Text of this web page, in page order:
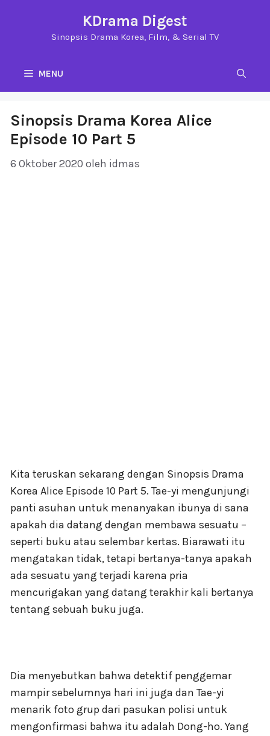
KDrama Digest
Sinopsis Drama Korea, Film, & Serial TV
MENU
Sinopsis Drama Korea Alice
Episode 10 Part 5
6 Oktober 2020 oleh idmas
Kita teruskan sekarang dengan Sinopsis Drama
Korea Alice Episode 10 Part 5. Tae-yi mengunjungi
panti asuhan untuk menanyakan ibunya di sana
apakah dia datang dengan membawa sesuatu –
seperti buku atau selembar kertas. Biarawati itu
mengatakan tidak, tetapi bertanya-tanya apakah
ada sesuatu yang terjadi karena pria
mencurigakan yang datang terakhir kali bertanya
tentang sebuah buku juga.
Dia menyebutkan bahwa detektif penggemar
mampir sebelumnya hari ini juga dan Tae-yi
menarik foto grup dari pasukan polisi untuk
mengonfirmasi bahwa itu adalah Dong-ho. Yang